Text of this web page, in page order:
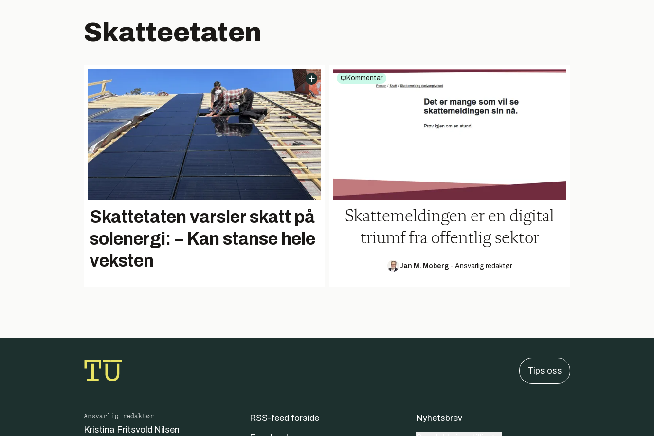
Skatteetaten
Skattetaten varsler skatt på
solenergi: – Kan stanse hele
veksten
Kommentar
Skattemeldingen er en digital
triumf fra offentlig sektor
Jan M. Moberg - Ansvarlig redaktør
Tips oss
Ansvarlig redaktør
Kristina Fritsvold Nilsen
RSS-feed forside
Nyhetsbrev